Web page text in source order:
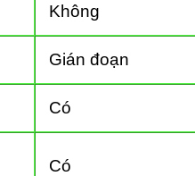
Không
Gián đoạn
Có
Có